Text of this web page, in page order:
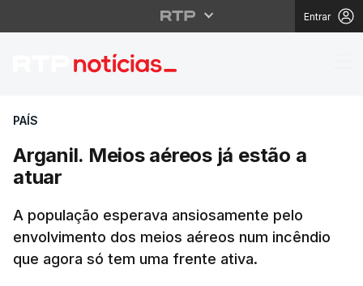
Entrar
Arganil. Meios aéreos
PAÍS
Arganil. Meios aéreos já estão a
atuar
A população esperava ansiosamente pelo
envolvimento dos meios aéreos num incêndio
que agora só tem uma frente ativa.